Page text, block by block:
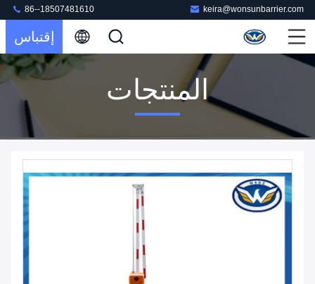
keira@wonsunbarrier.com
86--18507481610
إقتباس
المنتجات